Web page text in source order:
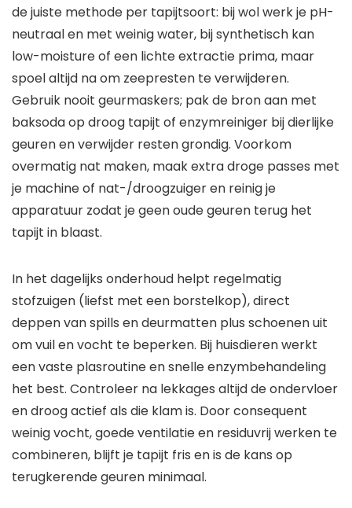
de juiste methode per tapijtsoort: bij wol werk je pH-
neutraal en met weinig water, bij synthetisch kan
low-moisture of een lichte extractie prima, maar
spoel altijd na om zeepresten te verwijderen.
Gebruik nooit geurmaskers; pak de bron aan met
baksoda op droog tapijt of enzymreiniger bij dierlijke
geuren en verwijder resten grondig. Voorkom
overmatig nat maken, maak extra droge passes met
je machine of nat-/droogzuiger en reinig je
apparatuur zodat je geen oude geuren terug het
tapijt in blaast.
In het dagelijks onderhoud helpt regelmatig
stofzuigen (liefst met een borstelkop), direct
deppen van spills en deurmatten plus schoenen uit
om vuil en vocht te beperken. Bij huisdieren werkt
een vaste plasroutine en snelle enzymbehandeling
het best. Controleer na lekkages altijd de ondervloer
en droog actief als die klam is. Door consequent
weinig vocht, goede ventilatie en residuvrij werken te
combineren, blijft je tapijt fris en is de kans op
terugkerende geuren minimaal.